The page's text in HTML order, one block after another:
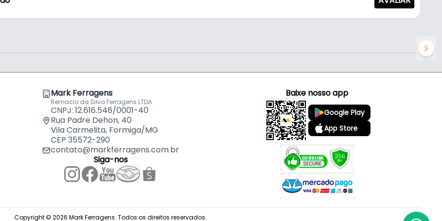
Fim Ajax garante fixação firme e
para quem busca qualidade,
Mark Ferragens
Remaclo da Silva Ferragens LTDA
CNPJ: 12.616.548/0001-40
Rua Padre Dehon, 40
Vila Carmelita, Formiga/MG
CEP 35572-290
contato@markferragens.com.br
Siga-nos
Baixe nosso app
Google Play
App Store
Copyright © 2026 Mark Ferragens. Todos os direitos reservados.